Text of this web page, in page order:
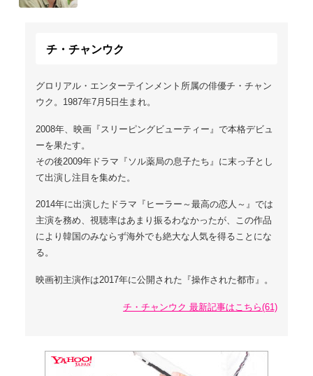
チ・チャンウク
グロリアル・エンターテインメント所属の俳優チ・チャン
ウク。1987年7月5日生まれ。
2008年、映画『スリーピングビューティー』で本格デビュ
ーを果たす。
その後2009年ドラマ『ソル薬局の息子たち』に末っ子とし
て出演し注目を集めた。
2014年に出演したドラマ『ヒーラー～最高の恋人～』では
主演を務め、視聴率はあまり振るわなかったが、この作品
により韓国のみならず海外でも絶大な人気を得ることにな
る。
映画初主演作は2017年に公開された『操作された都市』。
チ・チャンウク 最新記事はこちら(61)